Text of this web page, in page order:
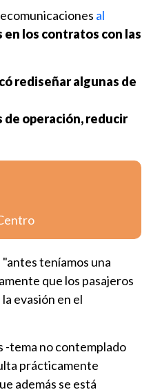
al
los contratos con las
rediseñar algunas de
de operación, reducir
teníamos una
que los pasajeros
evasión en el
-tema no contemplado
prácticamente
además se está